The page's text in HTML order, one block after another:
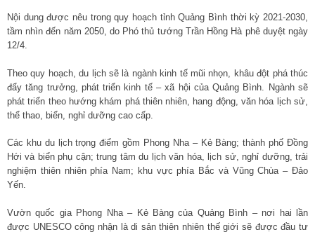
Nội dung được nêu trong quy hoạch tỉnh Quảng Bình thời kỳ 2021-2030,
tầm nhìn đến năm 2050, do Phó thủ tướng Trần Hồng Hà phê duyệt ngày
12/4.
Theo quy hoạch, du lịch sẽ là ngành kinh tế mũi nhọn, khâu đột phá thúc
đẩy tăng trưởng, phát triển kinh tế – xã hội của Quảng Bình. Ngành sẽ
phát triển theo hướng khám phá thiên nhiên, hang động, văn hóa lịch sử,
thể thao, biển, nghỉ dưỡng cao cấp.
Các khu du lịch trọng điểm gồm Phong Nha – Kẻ Bàng; thành phố Đồng
Hới và biển phụ cận; trung tâm du lịch văn hóa, lịch sử, nghỉ dưỡng, trải
nghiệm thiên nhiên phía Nam; khu vực phía Bắc và Vũng Chùa – Đảo
Yến.
Vườn quốc gia Phong Nha – Kẻ Bàng của Quảng Bình – nơi hai lần
được UNESCO công nhận là di sản thiên nhiên thế giới sẽ được đầu tư